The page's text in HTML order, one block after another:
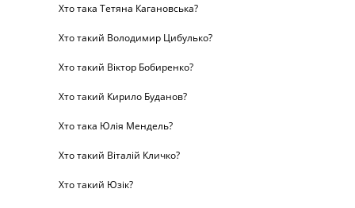
Хто така Тетяна Кагановська?
Хто такий Володимир Цибулько?
Хто такий Віктор Бобиренко?
Хто такий Кирило Буданов?
Хто така Юлія Мендель?
Хто такий Віталій Кличко?
Хто такий Юзік?